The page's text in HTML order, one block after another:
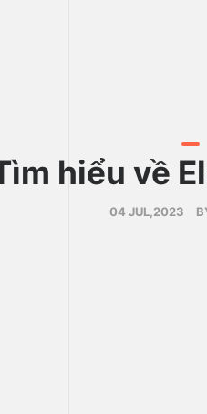
hiểu về
04 JUL,2023